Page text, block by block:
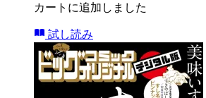
カートに追加しました
試し読み